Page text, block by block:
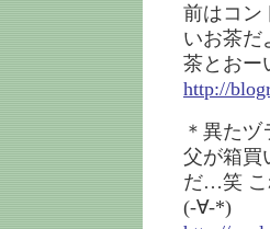
前はコン
いお茶だ
茶とおー
http://
＊異たヅ
父が箱買
だ…笑 こ
(-∀-*)